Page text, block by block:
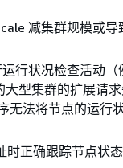
减集群规模或导
行状况检查活动（
大型集群的扩展请
无法将节点的运行
时正确跟踪节点状